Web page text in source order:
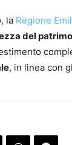
la Regione
del
, in linea con